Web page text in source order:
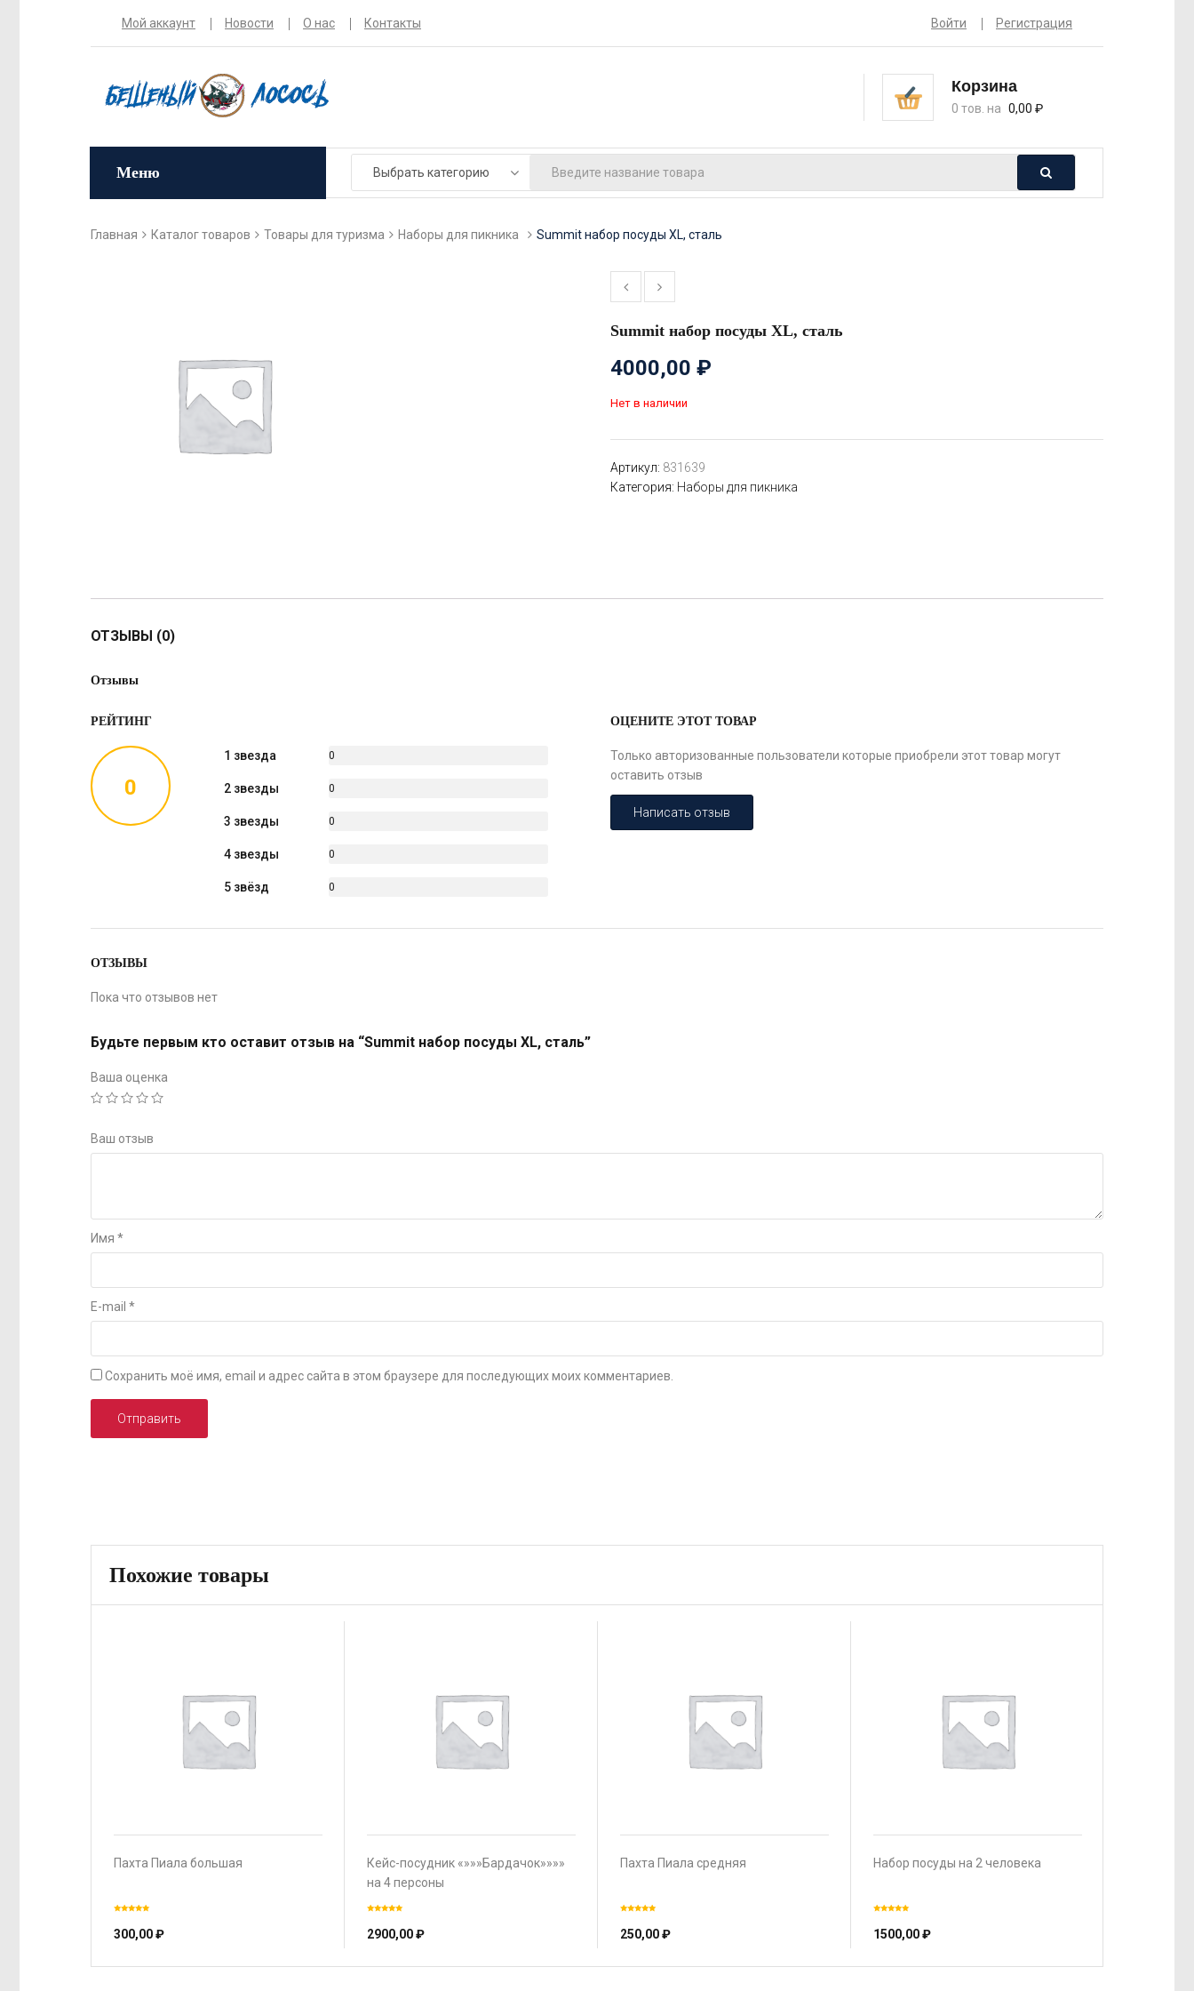
Мой аккаунт Новости О нас Контакты Войти Регистрация
Корзина
0 тов. на 0,00 ₽
Меню
Главная Каталог товаров Товары для туризма Наборы для пикника Summit набор посуды XL, сталь
Summit набор посуды XL, сталь
4000,00 ₽
Нет в наличии
Артикул: 831639
Категория: Наборы для пикника
ОТЗЫВЫ (0)
Отзывы
РЕЙТИНГ
0
1 звезда
0
2 звезды
0
3 звезды
0
4 звезды
0
5 звёзд
0
ОЦЕНИТЕ ЭТОТ ТОВАР
Только авторизованные пользователи которые приобрели этот товар могут
оставить отзыв
Написать отзыв
ОТЗЫВЫ
Пока что отзывов нет
Будьте первым кто оставит отзыв на “Summit набор посуды XL, сталь”
Ваша оценка
Ваш отзыв
Имя *
E-mail *
Сохранить моё имя, email и адрес сайта в этом браузере для последующих моих комментариев.
Похожие товары
Пахта Пиала большая
300,00₽
Кейс-посудник «»»»Бардачок»»»»
на 4 персоны
2900,00₽
Пахта Пиала средняя
250,00₽
Набор посуды на 2 человека
1500,00₽